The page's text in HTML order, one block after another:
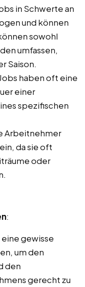
in Schwerte an
und können
sowohl
umfassen,
Saison.
haben oft eine
einer
spezifischen
Arbeitnehmer
da sie oft
oder
:
gewisse
um den
den
gerecht zu